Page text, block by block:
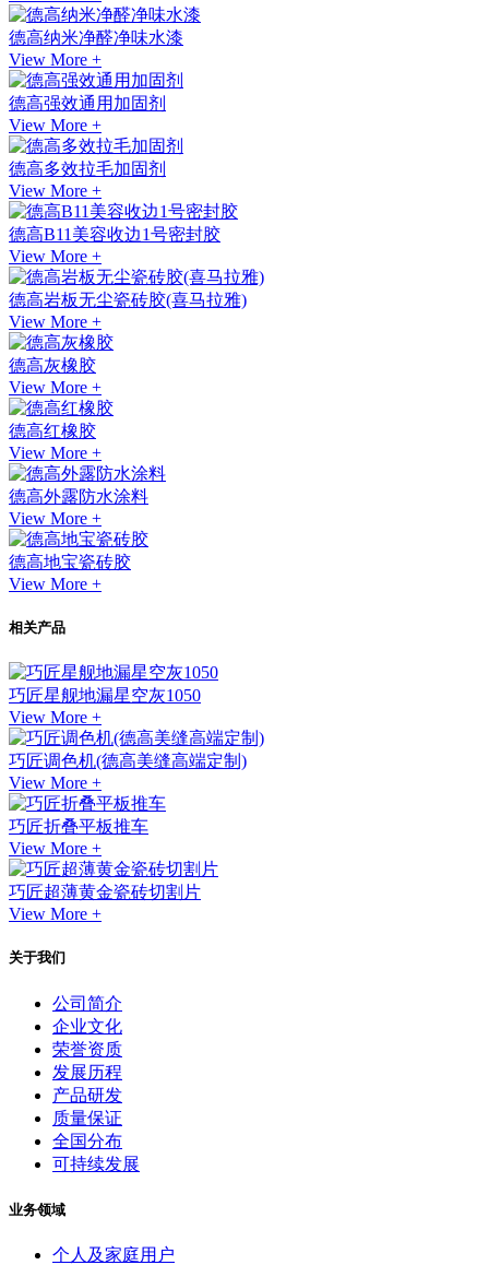
德高纳米净醛净味水漆
View More +
德高强效通用加固剂
View More +
德高多效拉毛加固剂
View More +
德高B11美容收边1号密封胶
View More +
德高岩板无尘瓷砖胶(喜马拉雅)
View More +
德高灰橡胶
View More +
德高红橡胶
View More +
德高外露防水涂料
View More +
德高地宝瓷砖胶
View More +
相关产品
巧匠星舰地漏星空灰1050
View More +
巧匠调色机(德高美缝高端定制)
View More +
巧匠折叠平板推车
View More +
巧匠超薄黄金瓷砖切割片
View More +
关于我们
公司简介
企业文化
荣誉资质
发展历程
产品研发
质量保证
全国分布
可持续发展
业务领域
个人及家庭用户